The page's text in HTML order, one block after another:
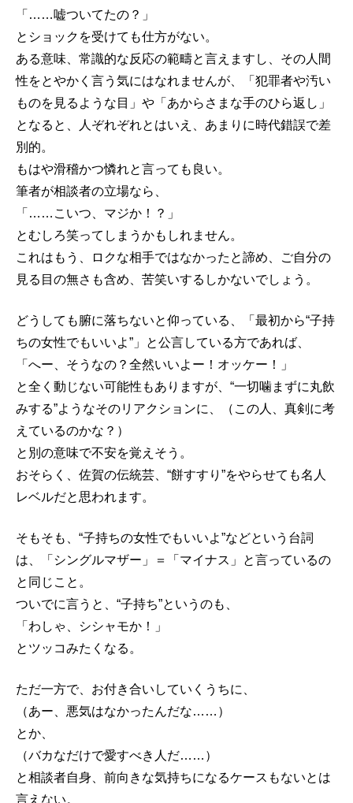
「……嘘ついてたの？」
とショックを受けても仕方がない。
ある意味、常識的な反応の範疇と言えますし、その人間
性をとやかく言う気にはなれませんが、「犯罪者や汚い
ものを見るような目」や「あからさまな手のひら返し」
となると、人ぞれぞれとはいえ、あまりに時代錯誤で差
別的。
もはや滑稽かつ憐れと言っても良い。
筆者が相談者の立場なら、
「……こいつ、マジか！？」
とむしろ笑ってしまうかもしれません。
これはもう、ロクな相手ではなかったと諦め、ご自分の
見る目の無さも含め、苦笑いするしかないでしょう。
どうしても腑に落ちないと仰っている、「最初から“子持
ちの女性でもいいよ”」と公言している方であれば、
「へー、そうなの？全然いいよー！オッケー！」
と全く動じない可能性もありますが、“一切噛まずに丸飲
みする”ようなそのリアクションに、（この人、真剣に考
えているのかな？）
と別の意味で不安を覚えそう。
おそらく、佐賀の伝統芸、“餅すすり”をやらせても名人
レベルだと思われます。
そもそも、“子持ちの女性でもいいよ”などという台詞
は、「シングルマザー」＝「マイナス」と言っているの
と同じこと。
ついでに言うと、“子持ち”というのも、
「わしゃ、シシャモか！」
とツッコみたくなる。
ただ一方で、お付き合いしていくうちに、
（あー、悪気はなかったんだな……）
とか、
（バカなだけで愛すべき人だ……）
と相談者自身、前向きな気持ちになるケースもないとは
言えない。